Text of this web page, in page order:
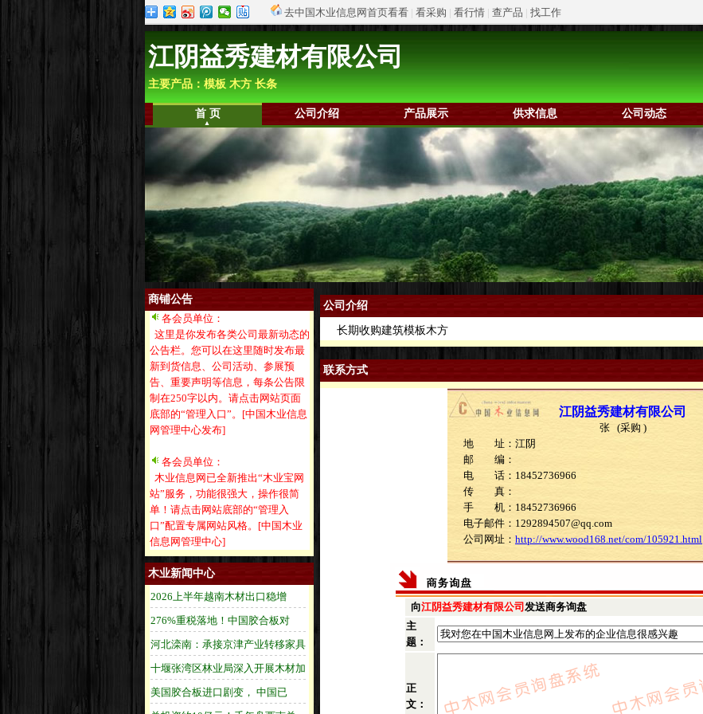
去中国木业信息网首页看看 | 看采购 | 看行情 | 查产品 | 找工作
江阴益秀建材有限公司
主要产品：模板 木方 长条
首 页 公司介绍 产品展示 供求信息 公司动态
商铺公告
各会员单位：
这里是你发布各类公司最新动态的
公告栏。您可以在这里随时发布最
新到货信息、公司活动、参展预
告、重要声明等信息，每条公告限
制在250字以内。请点击网站页面
底部的“管理入口”。[中国木业信息
网管理中心发布]
各会员单位：
木业信息网已全新推出“木业宝网
站”服务，功能很强大，操作很简
单！请点击网站底部的“管理入
口”配置专属网站风格。[中国木业
信息网管理中心]
木业新闻中心
公司介绍
长期收购建筑模板木方
联系方式
江阴益秀建材有限公司
张 (采购 )
地 址：江阴
邮 编：
电 话：18452736966
传 真：
手 机：18452736966
电子邮件：1292894507@qq.com
公司网址： http://www.wood168.net/com/105921.html
向江阴益秀建材有限公司 发送商务询盘
主
题：
正
文：